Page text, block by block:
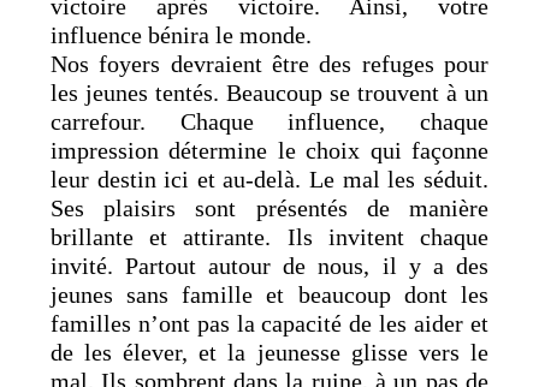
victoire après victoire. Ainsi, votre
influence bénira le monde.
Nos foyers devraient être des refuges pour
les jeunes tentés. Beaucoup se trouvent à un
carrefour. Chaque influence, chaque
impression détermine le choix qui façonne
leur destin ici et au-delà. Le mal les séduit.
Ses plaisirs sont présentés de manière
brillante et attirante. Ils invitent chaque
invité. Partout autour de nous, il y a des
jeunes sans famille et beaucoup dont les
familles n’ont pas la capacité de les aider et
de les élever, et la jeunesse glisse vers le
mal. Ils sombrent dans la ruine, à un pas de